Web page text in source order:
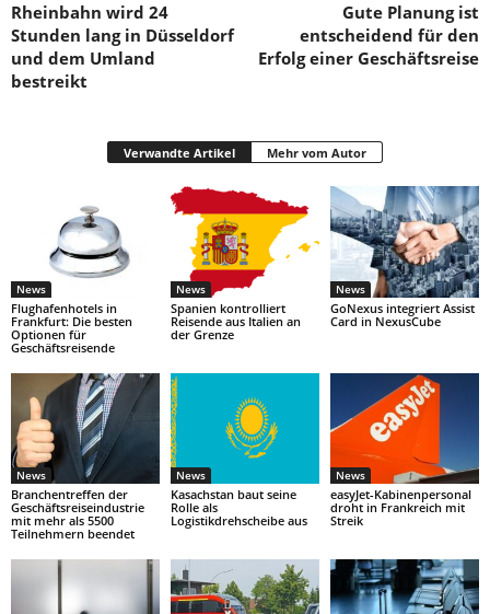
Rheinbahn wird 24
Stunden lang in Düsseldorf
und dem Umland
bestreikt
Gute Planung ist
entscheidend für den
Erfolg einer Geschäftsreise
Verwandte Artikel Mehr vom Autor
News
Flughafenhotels in
Frankfurt: Die besten
Optionen für
Geschäftsreisende
News
Spanien kontrolliert
Reisende aus Italien an
der Grenze
News
GoNexus integriert Assist
Card in NexusCube
News
Branchentreffen der
Geschäftsreiseindustrie
mit mehr als 5500
Teilnehmern beendet
News
Kasachstan baut seine
Rolle als
Logistikdrehscheibe aus
News
easyJet-Kabinenpersonal
droht in Frankreich mit
Streik